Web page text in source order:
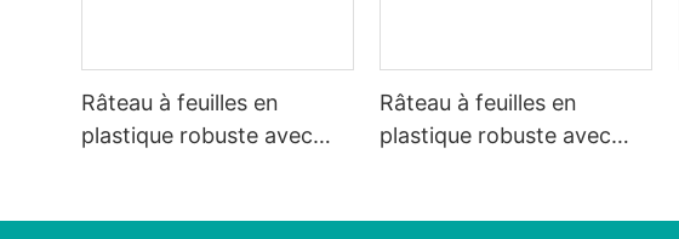
Râteau à feuilles en
plastique robuste avec
Râteau à feuilles en
plastique robuste avec